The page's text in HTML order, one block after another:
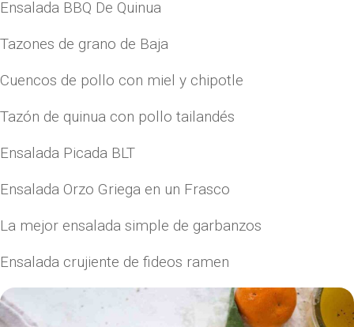
Ensalada BBQ De Quinua
Tazones de grano de Baja
Cuencos de pollo con miel y chipotle
Tazón de quinua con pollo tailandés
Ensalada Picada BLT
Ensalada Orzo Griega en un Frasco
La mejor ensalada simple de garbanzos
Ensalada crujiente de fideos ramen